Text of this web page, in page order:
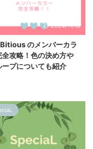
2024/11/18
のメンバーカラ
全攻略！色の決め方や
ープについても紹介